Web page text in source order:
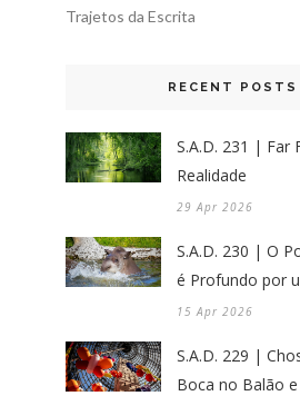
Trajetos da Escrita
RECENT POSTS
S.A.D. 231 | Far
Realidade
29 Apr 2026
S.A.D. 230 | O
é Profundo por
15 Apr 2026
S.A.D. 229 |
Boca no Balão